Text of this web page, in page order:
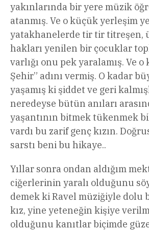
yakınlarında bir yere müzik
atanmış. Ve o küçük yerleşim
yatakhanelerde tir tir titreşen,
hakları yenilen bir çocuklar
varlığı onu pek yaralamış. Ve o
Şehir” adını vermiş. O kadar
yaşamış ki şiddet ve geri
neredeyse bütün anıları
yaşantının bitmek tükenmek
vardı bu zarif genç kızın.
sarstı beni bu hikaye..
Yıllar sonra ondan aldığım
ciğerlerinin yaralı olduğunu
demek ki Ravel müziğiyle dolu
kız, yine yeteneğin kişiye
olduğunu kanıtlar biçimde